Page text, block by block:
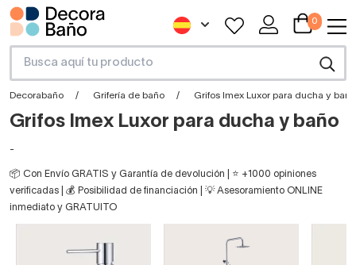
0
Decorabaño Grifería de baño Grifos Imex Luxor para ducha y baño
Grifos Imex Luxor para ducha y baño
-
📦 Con Envío GRATIS y Garantía de devolución | ⭐ +1000 opiniones
verificadas | 💰 Posibilidad de financiación | 💡 Asesoramiento ONLINE
inmediato y GRATUITO